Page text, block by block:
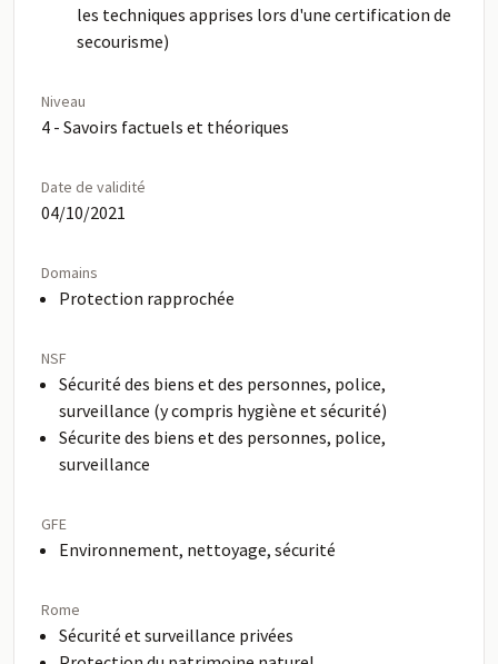
les techniques apprises lors d'une certification de
secourisme)
Niveau
4 - Savoirs factuels et théoriques
Date de validité
04/10/2021
Domains
Protection rapprochée
NSF
Sécurité des biens et des personnes, police,
surveillance (y compris hygiène et sécurité)
Sécurite des biens et des personnes, police,
surveillance
GFE
Environnement, nettoyage, sécurité
Rome
Sécurité et surveillance privées